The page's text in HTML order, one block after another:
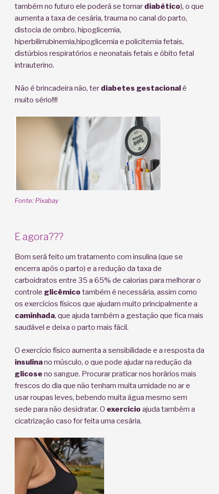
também no futuro ele poderá se tornar diabético), o que
aumenta a taxa de cesária, trauma no canal do parto,
distocia de ombro, hipoglicemia,
hiperbilirrubinemia,hipoglicemia e policitemia fetais,
distúrbios respiratórios e neonatais fetais e óbito fetal
intrauterino.
Não é brincadeira não, ter diabetes gestacionalé
muito sério!!!!
Fonte: Pixabay
E agora???
Bom será feito um tratamento com insulina (que se
encerra após o parto) e a redução da taxa de
carboidratos entre 35 a 65% de calorias para melhorar o
controle glicêmico também é necessária, assim como
os exercícios físicos que ajudam muito principalmente a
caminhada, que ajuda também a gestação que fica mais
saudável e deixa o parto mais fácil.
O exercício físico aumenta a sensibilidade e a resposta da
insulinano músculo, o que pode ajudar na redução da
glicose no sangue. Procurar praticar nos horários mais
frescos do dia que não tenham muita umidade no ar e
usar roupas leves, bebendo muita água mesmo sem
sede para não desidratar. O exercício ajuda também a
cicatrização caso for feita uma cesária.